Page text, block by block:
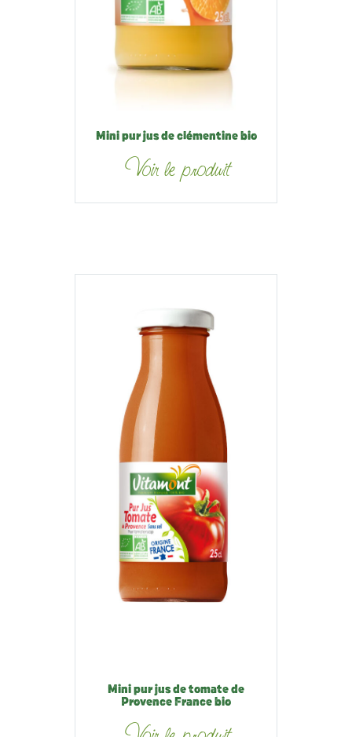
Mini pur jus de clémentine bio
Voir le produit
Mini pur jus de tomate de
Provence France bio